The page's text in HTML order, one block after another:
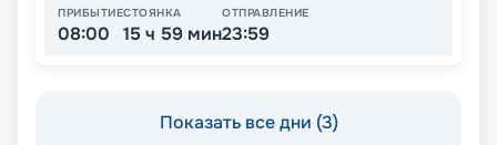
ПРИБЫТИЕ
08:00
СТОЯНКА
15 ч 59 мин
ОТПРАВЛЕНИЕ
23:59
Показать все дни (3)